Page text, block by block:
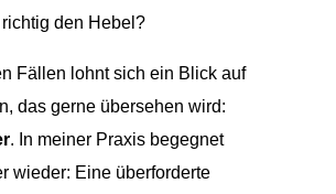
den Hebel?
Fällen lohnt sich ein Blick auf
das gerne übersehen wird:
. In meiner Praxis begegnet
wieder: Eine überforderte